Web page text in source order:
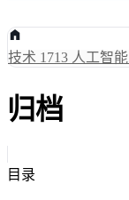
技术 1713 人工智能
归档
目录